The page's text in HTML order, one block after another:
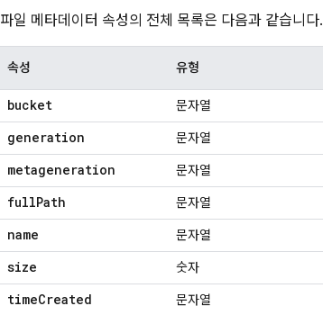
파일 메타데이터 속성의 전체 목록은 다음과 같습니다.
속성 유형
bucket 문자열
generation 문자열
metageneration 문자열
fullPath 문자열
name 문자열
size 숫자
timeCreated 문자열